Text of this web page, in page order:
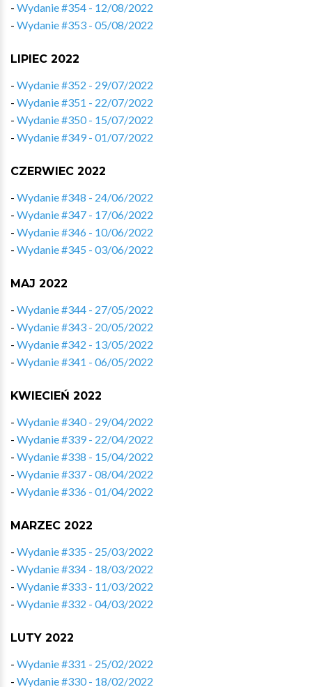
- Wydanie #354 - 12/08/2022
- Wydanie #353 - 05/08/2022
LIPIEC 2022
- Wydanie #352 - 29/07/2022
- Wydanie #351 - 22/07/2022
- Wydanie #350 - 15/07/2022
- Wydanie #349 - 01/07/2022
CZERWIEC 2022
- Wydanie #348 - 24/06/2022
- Wydanie #347 - 17/06/2022
- Wydanie #346 - 10/06/2022
- Wydanie #345 - 03/06/2022
MAJ 2022
- Wydanie #344 - 27/05/2022
- Wydanie #343 - 20/05/2022
- Wydanie #342 - 13/05/2022
- Wydanie #341 - 06/05/2022
KWIECIEŃ 2022
- Wydanie #340 - 29/04/2022
- Wydanie #339 - 22/04/2022
- Wydanie #338 - 15/04/2022
- Wydanie #337 - 08/04/2022
- Wydanie #336 - 01/04/2022
MARZEC 2022
- Wydanie #335 - 25/03/2022
- Wydanie #334 - 18/03/2022
- Wydanie #333 - 11/03/2022
- Wydanie #332 - 04/03/2022
LUTY 2022
- Wydanie #331 - 25/02/2022
- Wydanie #330 - 18/02/2022